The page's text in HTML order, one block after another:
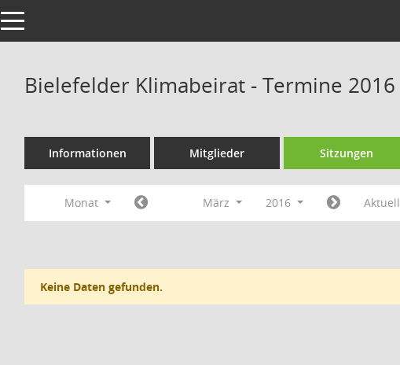
Toggle navigation
Bielefelder Klimabeirat - Termine 2016
Informationen Mitglieder Sitzungen
Monat März 2016 Aktuell
Keine Daten gefunden.